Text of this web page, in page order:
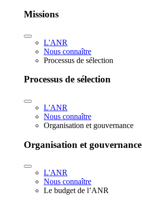
Missions
L'ANR
Nous connaître
Processus de sélection
Processus de sélection
L'ANR
Nous connaître
Organisation et gouvernance
Organisation et gouvernance
L'ANR
Nous connaître
Le budget de l’ANR